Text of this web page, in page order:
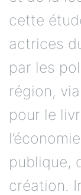
cette
actrices
par les
région,
pour le
publique,
création.